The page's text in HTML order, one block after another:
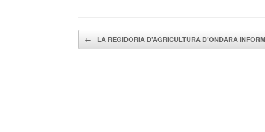
Navegador de artículos
← LA REGIDORIA D’AGRICULTURA D’ONDARA